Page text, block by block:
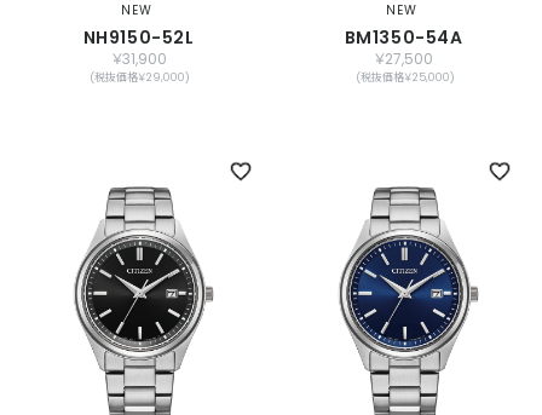
NEW
NH9150-52L
￥31,900
(税抜価格￥29,000)
NEW
BM1350-54A
￥27,500
(税抜価格￥25,000)